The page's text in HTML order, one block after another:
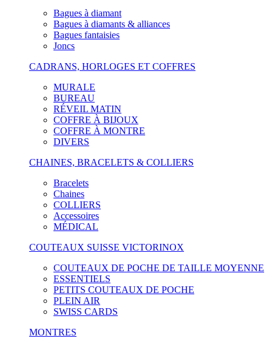
Bagues à diamant
Bagues à diamants & alliances
Bagues fantaisies
Joncs
CADRANS, HORLOGES ET COFFRES
MURALE
BUREAU
RÉVEIL MATIN
COFFRE À BIJOUX
COFFRE À MONTRE
DIVERS
CHAINES, BRACELETS & COLLIERS
Bracelets
Chaines
COLLIERS
Accessoires
MÉDICAL
COUTEAUX SUISSE VICTORINOX
COUTEAUX DE POCHE DE TAILLE MOYENNE
ESSENTIELS
PETITS COUTEAUX DE POCHE
PLEIN AIR
SWISS CARDS
MONTRES